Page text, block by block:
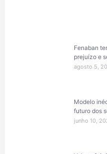
Fenaban
prejuízo e
agosto 5,
Modelo
futuro dos
junho 10,